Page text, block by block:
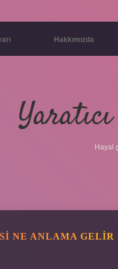
Hakkımızda
Hayal
NE ANLAMA GELIR